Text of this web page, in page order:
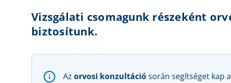
Vizsgálati csomagunk részeként
biztosítunk.
Az orvosi konzultációsorán segítséget kap